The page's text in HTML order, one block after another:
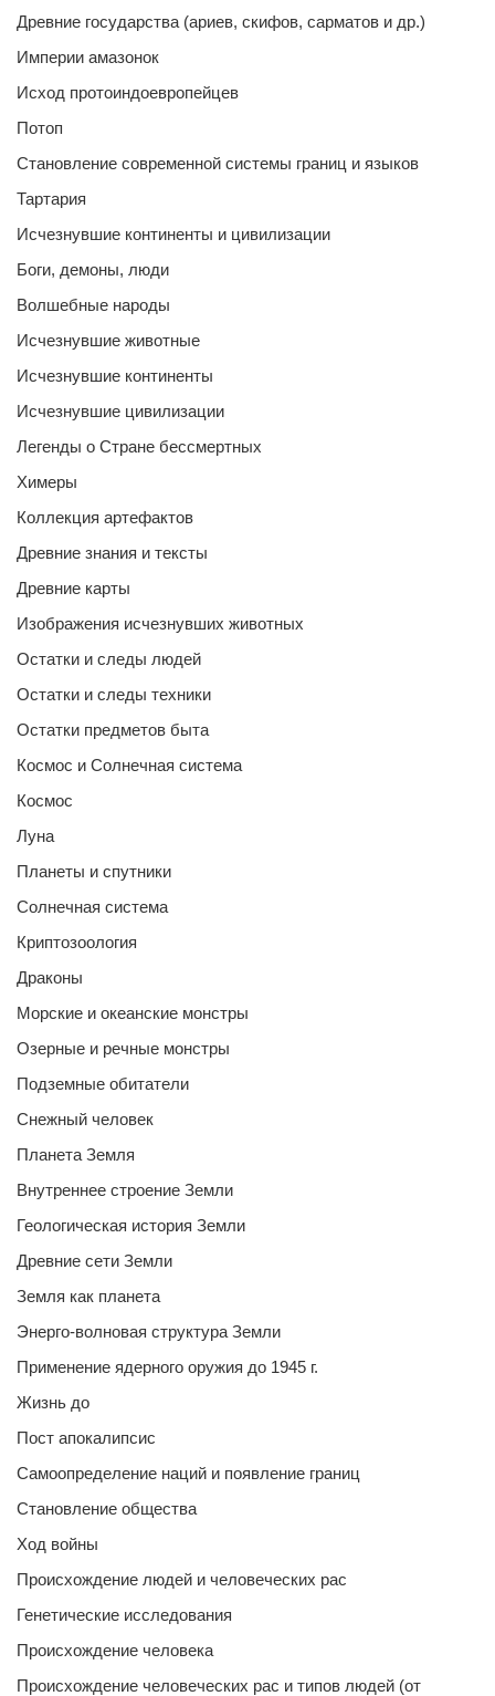
Древние государства (ариев, скифов, сарматов и др.)
Империи амазонок
Исход протоиндоевропейцев
Потоп
Становление современной системы границ и языков
Тартария
Исчезнувшие континенты и цивилизации
Боги, демоны, люди
Волшебные народы
Исчезнувшие животные
Исчезнувшие континенты
Исчезнувшие цивилизации
Легенды о Стране бессмертных
Химеры
Коллекция артефактов
Древние знания и тексты
Древние карты
Изображения исчезнувших животных
Остатки и следы людей
Остатки и следы техники
Остатки предметов быта
Космос и Солнечная система
Космос
Луна
Планеты и спутники
Солнечная система
Криптозоология
Драконы
Морские и океанские монстры
Озерные и речные монстры
Подземные обитатели
Снежный человек
Планета Земля
Внутреннее строение Земли
Геологическая история Земли
Древние сети Земли
Земля как планета
Энерго-волновая структура Земли
Применение ядерного оружия до 1945 г.
Жизнь до
Пост апокалипсис
Самоопределение наций и появление границ
Становление общества
Ход войны
Происхождение людей и человеческих рас
Генетические исследования
Происхождение человека
Происхождение человеческих рас и типов людей (от